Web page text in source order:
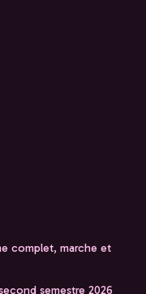
complet, marche et
semestre 2026